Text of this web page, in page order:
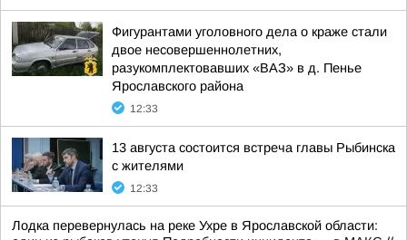
Фигурантами уголовного дела о краже стали
двое несовершеннолетних,
разукомплектовавших «ВАЗ» в д. Пенье
Ярославского района
12:33
13 августа состоится встреча главы Рыбинска
с жителями
12:33
Лодка перевернулась на реке Ухре в Ярославской области: